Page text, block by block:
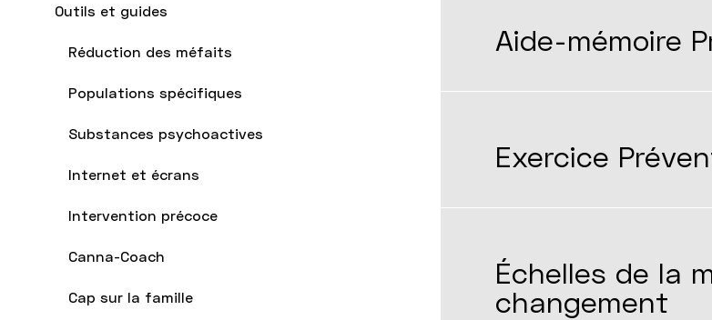
Outils et guides
Réduction des méfaits
Populations spécifiques
Substances psychoactives
Internet et écrans
Intervention précoce
Canna-Coach
Cap sur la famille
Aide-mémoire
Exercice
Échelles de la
changement